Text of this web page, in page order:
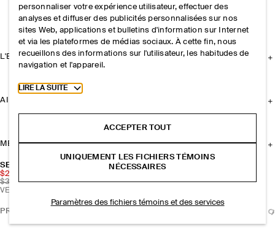
SERRE-TÊTE EFFET ÉCAILLE DE TORTUE
$27.30
$39
VENTE FINALE − AUCUN RETOUR | 30% OFF
PRÉVENEZ-MOI
L'ENTREPRISE
AIDE
MENTIONS LÉGALES
personnaliser votre expérience utilisateur, effectuer des
analyses et diffuser des publicités personnalisées sur nos
sites Web, applications et bulletins d'information sur Internet
et via les plateformes de médias sociaux. À cette fin, nous
recueillons des informations sur l'utilisateur, les habitudes de
navigation et l'appareil.
Toggle more cookie information
LIRE LA SUITE
ACCEPTER TOUT
UNIQUEMENT LES FICHIERS TÉMOINS
NÉCESSAIRES
Paramètres des fichiers témoins et des services